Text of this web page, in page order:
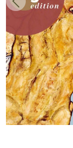
Zurück